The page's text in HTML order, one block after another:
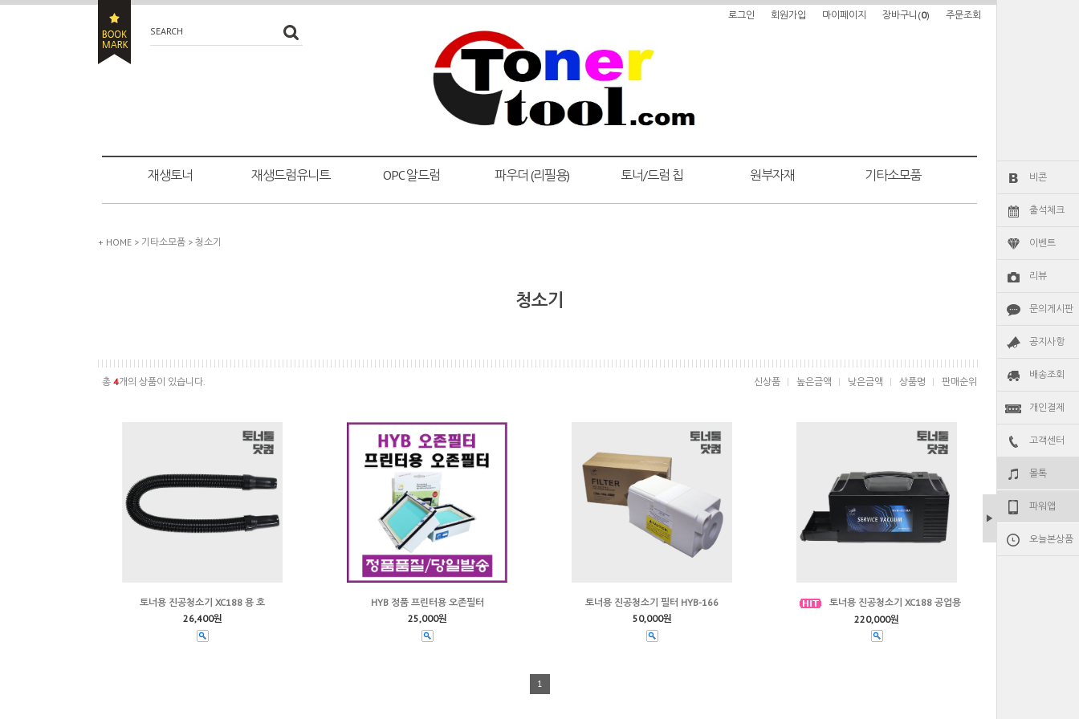
▶
비콘
출석체크
이벤트
리뷰
문의게시판
공지사항
배송조회
개인결제
고객센터
몰톡
파워앱
오늘본상품
SEARCH
로그인 회원가입 마이페이지 장바구니(0) 주문조회
재생토너 재생드럼유니트 OPC 알드럼 파우더 (리필용) 토너/드럼 칩 원부자재 기타소모품
+ HOME > 기타소모품 > 청소기
청소기
총 4개의 상품이 있습니다. 신상품 높은금액 낮은금액 상품명 판매순위
토너용 진공청소기 XC188 용 호
26,400원
HYB 정품 프린터용 오존필터
25,000원
토너용 진공청소기 필터 HYB-166
50,000원
토너용 진공청소기 XC188 공업용
220,000원
1